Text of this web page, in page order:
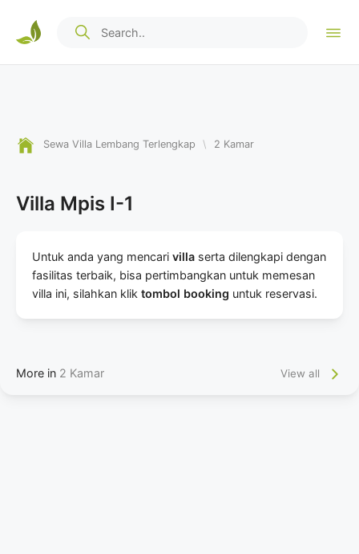
Sewa Villa Lembang Terlengkap \ 2 Kamar
Villa Mpis I-1
Untuk anda yang mencari villa serta dilengkapi dengan
fasilitas terbaik, bisa pertimbangkan untuk memesan
villa ini, silahkan klik tombol booking untuk reservasi.
More in 2 Kamar View all